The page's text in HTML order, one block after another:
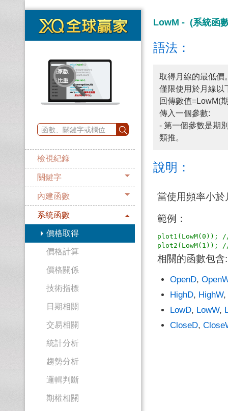
檢視紀錄
關鍵字
內建函數
系統函數
價格取得
價格計算
價格關係
技術指標
日期相關
交易相關
統計分析
趨勢分析
邏輯判斷
期權相關
LowM - (系統函
語法：
取得月線的最低價
僅限使用於月線以
回傳數值=LowM(
傳入一個參數:
- 第一個參數是期
類推。
說明：
當使用頻率小
範例：
plot1(LowM(0)); //
相關的函數包含:
OpenD,
HighD, HighW,
LowD, LowW,
CloseD,